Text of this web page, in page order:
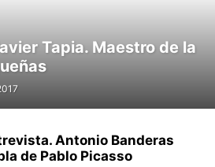
Tapia. Maestro de la
Antonio Banderas
de Pablo Picasso